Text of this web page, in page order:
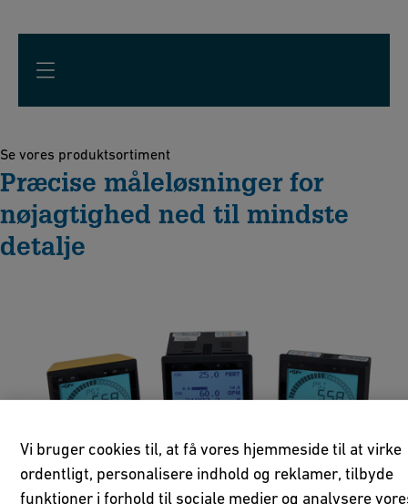
Se vores produktsortiment
Præcise måleløsninger for
nøjagtighed ned til mindste
detalje
Vi bruger cookies til, at få vores hjemmeside til at virke
ordentligt, personalisere indhold og reklamer, tilbyde
funktioner i forhold til sociale medier og analysere